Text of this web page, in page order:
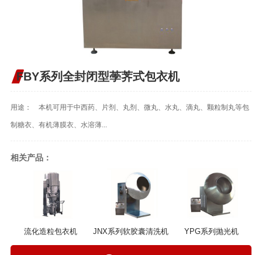
FBY系列全封闭型荸荠式包衣机
用途： 本机可用于中西药、片剂、丸剂、微丸、水丸、滴丸、颗粒制丸等包
制糖衣、有机薄膜衣、水溶薄...
相关产品：
流化造粒包衣机 JNX系列软胶囊清洗机 YPG系列抛光机